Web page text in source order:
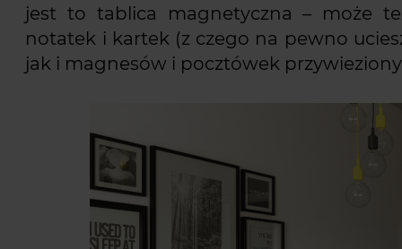
jest to tablica magnetyczna – może
notatek i kartek (z czego na pewno
jak i magnesów i pocztówek